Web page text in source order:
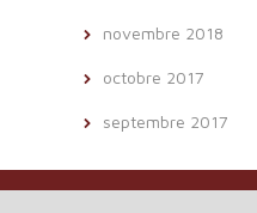
novembre 2018
octobre 2017
septembre 2017